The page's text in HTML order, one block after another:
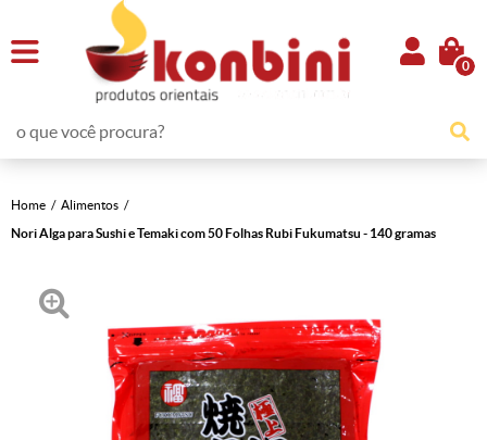
0
Home
Alimentos
Nori Alga para Sushi e Temaki com 50 Folhas Rubi Fukumatsu - 140 gramas